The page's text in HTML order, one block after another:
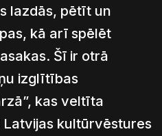
lazdās, pētīt un
kā arī spēlēt
Šī ir otrā
izglītības
kas veltīta
kultūrvēstures